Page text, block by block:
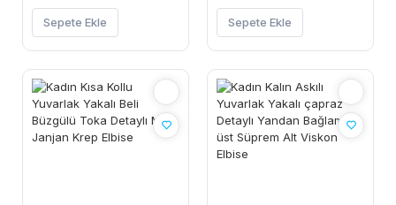
Sepete Ekle Sepete Ekle